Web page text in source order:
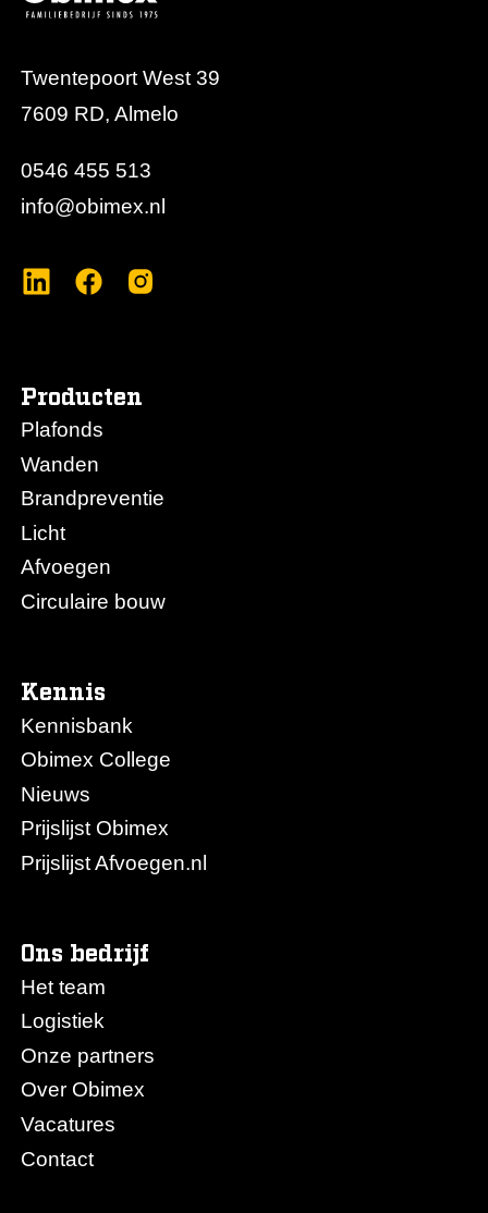
Twentepoort West 39
7609 RD, Almelo
0546 455 513
info@obimex.nl
Producten
Plafonds
Wanden
Brandpreventie
Licht
Afvoegen
Circulaire bouw
Kennis
Kennisbank
Obimex College
Nieuws
Prijslijst Obimex
Prijslijst Afvoegen.nl
Ons bedrijf
Het team
Logistiek
Onze partners
Over Obimex
Vacatures
Contact